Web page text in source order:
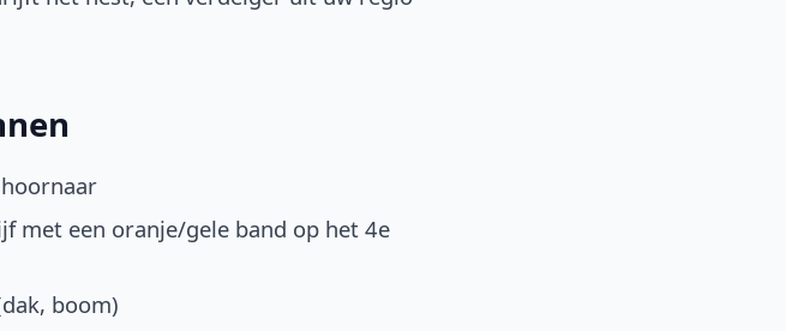
met een oranje/gele band op het 4e
boom)